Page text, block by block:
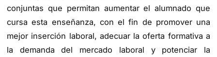
conjuntas que permitan aumentar el alumnado que
cursa esta enseñanza, con el fin de promover una
mejor inserción laboral, adecuar la oferta formativa a
la demanda del mercado laboral y potenciar la